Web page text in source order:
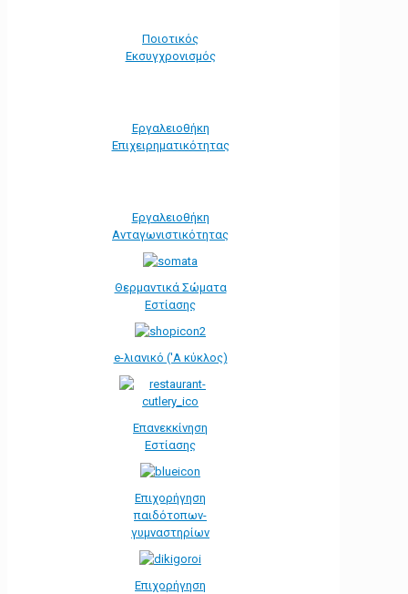
Ποιοτικός
Εκσυγχρονισμός
Εργαλειοθήκη
Eπιχειρηματικότητας
Εργαλειοθήκη
Ανταγωνιστικότητας
Θερμαντικά Σώματα
Εστίασης
e-λιανικό ('Α κύκλος)
Επανεκκίνηση
Εστίασης
Επιχορήγηση
παιδότοπων-
γυμναστηρίων
Επιχορήγηση